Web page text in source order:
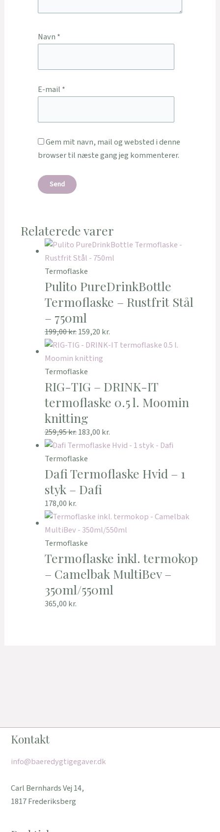
Navn *
E-mail *
Gem mit navn, mail og websted i denne
browser til næste gang jeg kommenterer.
Relaterede varer
Termoflaske
Pulito PureDrinkBottle
Termoflaske – Rustfrit Stål
– 750ml
199,00kr.159,20 kr.
Termoflaske
RIG-TIG – DRINK-IT
termoflaske 0.5 l. Moomin
knitting
259,95kr.183,00 kr.
Termoflaske
Dafi Termoflaske Hvid – 1
styk – Dafi
178,00 kr.
Termoflaske
Termoflaske inkl. termokop
– Camelbak MultiBev –
350ml/550ml
365,00 kr.
Kontakt
info@baeredygtigegaver.dk
Carl Bernhards Vej 14,
1817 Frederiksberg